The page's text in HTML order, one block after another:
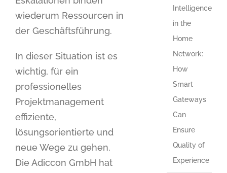
wiederum Ressourcen in
der Geschäftsführung.
In dieser Situation ist es
wichtig, für ein
professionelles
Projektmanagement
effiziente,
lösungsorientierte und
neue Wege zu gehen.
Die Adiccon GmbH hat
Intelligence
in the
Home
Network:
How
Smart
Gateways
Can
Ensure
Quality of
Experience